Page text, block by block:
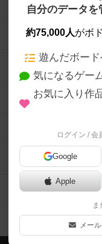
自分のデータを
約75,000人がボ
遊んだボー
気になるゲー
お気に入り作
ログイン / 会
Google
Apple
ま
メー
ボードゲームを検
ボードゲームの新
ボードゲーム会情報
メカニクス特集
掲示板・トピック
ボドとも・会員一
ボードゲーム業界
ボドゲーマご利用